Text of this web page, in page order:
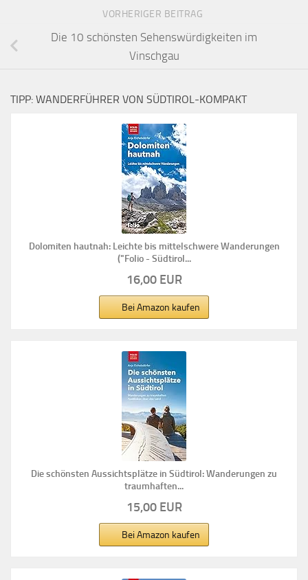
VORHERIGER BEITRAG
Die 10 schönsten Sehenswürdigkeiten im
Vinschgau
TIPP: WANDERFÜHRER VON SÜDTIROL-KOMPAKT
Dolomiten hautnah: Leichte bis mittelschwere Wanderungen
("Folio - Südtirol...
16,00 EUR
Bei Amazon kaufen
Die schönsten Aussichtsplätze in Südtirol: Wanderungen zu
traumhaften...
15,00 EUR
Bei Amazon kaufen